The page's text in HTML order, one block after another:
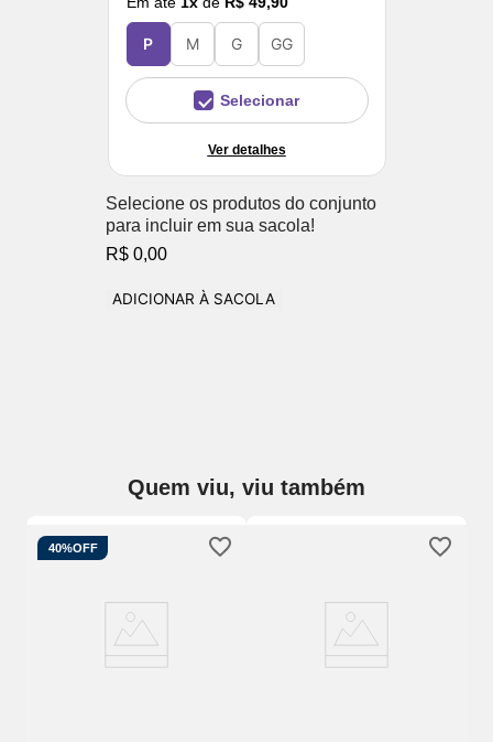
P M G GG
Selecionar
Ver detalhes
Selecione os produtos do conjunto
para incluir em sua sacola!
R$ 0,00
ADICIONAR À SACOLA
Quem viu, viu também
40%OFF